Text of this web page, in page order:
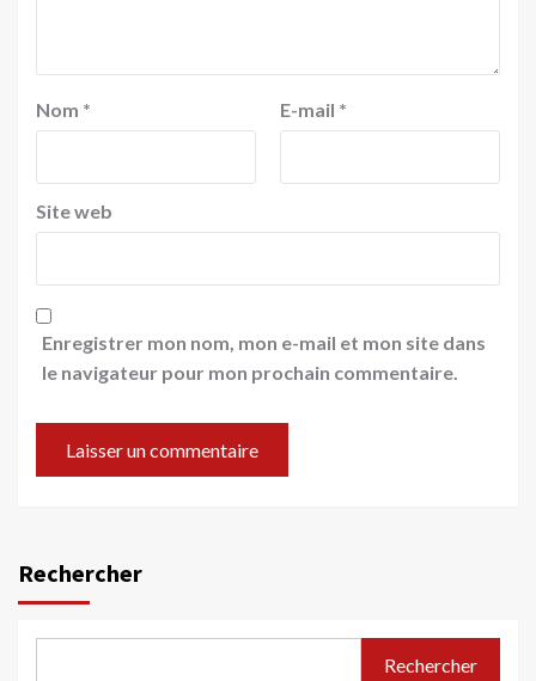
Nom * E-mail *
Site web
Enregistrer mon nom, mon e-mail et mon site dans
le navigateur pour mon prochain commentaire.
Rechercher
Rechercher